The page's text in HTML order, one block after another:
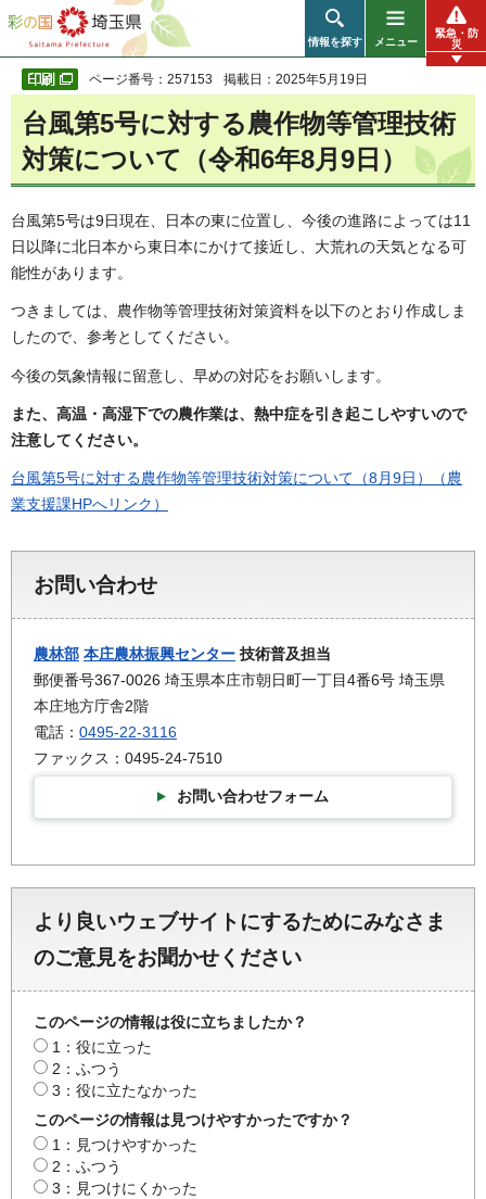
彩の国 埼玉県
情報を探す メニュー
緊急・防
災
ページ番号：257153 掲載日：2025年5月19日
台風第5号に対する農作物等管理技術
対策について（令和6年8月9日）
台風第5号は9日現在、日本の東に位置し、今後の進路によっては11
日以降に北日本から東日本にかけて接近し、大荒れの天気となる可
能性があります。
つきましては、農作物等管理技術対策資料を以下のとおり作成しま
したので、参考としてください。
今後の気象情報に留意し、早めの対応をお願いします。
また、高温・高湿下での農作業は、熱中症を引き起こしやすいので
注意してください。
台風第5号に対する農作物等管理技術対策について（8月9日）（農
業支援課HPへリンク）
お問い合わせ
農林部 本庄農林振興センター 技術普及担当
郵便番号367-0026 埼玉県本庄市朝日町一丁目4番6号 埼玉県
本庄地方庁舎2階
電話： 0495-22-3116
ファックス：0495-24-7510
お問い合わせフォーム
より良いウェブサイトにするためにみなさま
のご意見をお聞かせください
このページの情報は役に立ちましたか？
1：役に立った
2：ふつう
3：役に立たなかった
このページの情報は見つけやすかったですか？
1：見つけやすかった
2：ふつう
3：見つけにくかった